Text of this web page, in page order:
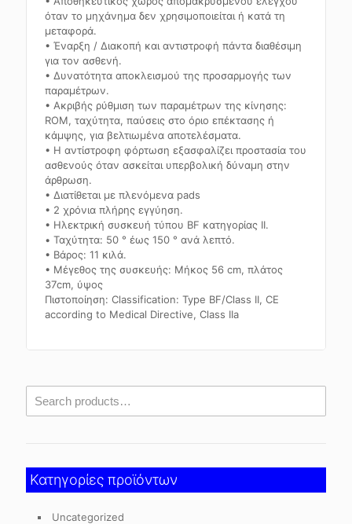
όταν το μηχάνημα δεν χρησιμοποιείται ή κατά τη
μεταφορά.
• Έναρξη / Διακοπή και αντιστροφή πάντα διαθέσιμη
για τον ασθενή.
• Δυνατότητα αποκλεισμού της προσαρμογής των
παραμέτρων.
• Ακριβής ρύθμιση των παραμέτρων της κίνησης:
ROM, ταχύτητα, παύσεις στο όριο επέκτασης ή
κάμψης, για βελτιωμένα αποτελέσματα.
• Η αντίστροφη φόρτωση εξασφαλίζει προστασία του
ασθενούς όταν ασκείται υπερβολική δύναμη στην
άρθρωση.
• Διατίθεται με πλενόμενα pads
• 2 χρόνια πλήρης εγγύηση.
• Ηλεκτρική συσκευή τύπου BF κατηγορίας II.
• Ταχύτητα: 50 ° έως 150 ° ανά λεπτό.
• Βάρος: 11 κιλά.
• Μέγεθος της συσκευής: Μήκος 56 cm, πλάτος
37cm, ύψος
Πιστοποίηση: Classification: Type BF/Class II, CE
according to Medical Directive, Class IIa
Κατηγορίες προϊόντων
Uncategorized